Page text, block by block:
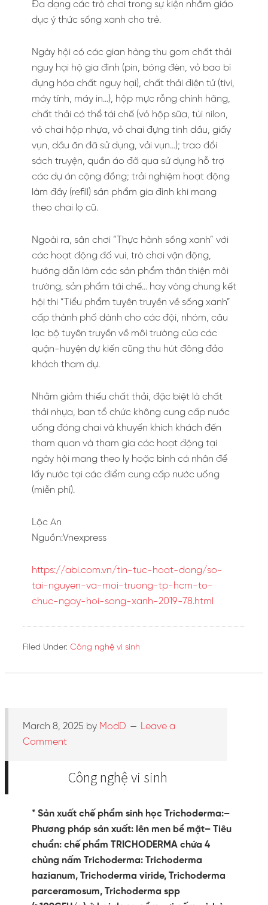
Đa dạng các trò chơi trong sự kiện nhằm giáo
dục ý thức sống xanh cho trẻ.
Ngày hội có các gian hàng thu gom chất thải
nguy hại hộ gia đình (pin, bóng đèn, vỏ bao bì
đựng hóa chất nguy hại), chất thải điện tử (tivi,
máy tính, máy in…), hộp mực rỗng chính hãng,
chất thải có thể tái chế (vỏ hộp sữa, túi nilon,
vỏ chai hộp nhựa, vỏ chai đựng tinh dầu, giấy
vụn, dầu ăn đã sử dụng, vải vụn…); trao đổi
sách truyện, quần áo đã qua sử dụng hỗ trợ
các dự án cộng đồng; trải nghiệm hoạt động
làm đầy (refill) sản phẩm gia đình khi mang
theo chai lọ cũ.
Ngoài ra, sân chơi “Thực hành sống xanh” với
các hoạt động đố vui, trò chơi vận động,
hướng dẫn làm các sản phẩm thân thiện môi
trường, sản phẩm tái chế… hay vòng chung kết
hội thi “Tiểu phẩm tuyên truyền về sống xanh”
cấp thành phố dành cho các đội, nhóm, câu
lạc bộ tuyên truyền về môi trường của các
quận-huyện dự kiến cũng thu hút đông đảo
khách tham dự.
Nhằm giảm thiểu chất thải, đặc biệt là chất
thải nhựa, ban tổ chức không cung cấp nước
uống đóng chai và khuyến khích khách đến
tham quan và tham gia các hoạt động tại
ngày hội mang theo ly hoặc bình cá nhân để
lấy nước tại các điểm cung cấp nước uống
(miễn phí).
Lộc An
Nguồn:Vnexpress
https://abi.com.vn/tin-tuc-hoat-dong/so-
tai-nguyen-va-moi-truong-tp-hcm-to-
chuc-ngay-hoi-song-xanh-2019-78.html
Filed Under: Công nghệ vi sinh
March 8, 2025 by ModD
Leave a
Comment
Công nghệ vi sinh
* Sản xuất chế phẩm sinh học Trichoderma:–
Phương pháp sản xuất: lên men bề mặt– Tiêu
chuẩn: chế phẩm TRICHODERMA chứa 4
chủng nấm Trichoderma: Trichoderma
hazianum, Trichoderma viride, Trichoderma
parceramosum, Trichoderma spp